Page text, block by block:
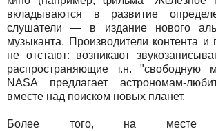
вкладываются в развитие
слушатели — в издание нового
музыканта. Производители контента
не отстают: возникают
распространяющие т.н. "свободную
NASA предлагает астрономам-
вместе над поиском новых планет.
Более того, на месте